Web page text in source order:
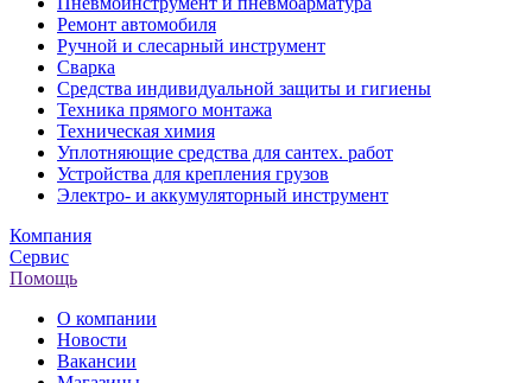
Ремонт автомобиля
Ручной и слесарный инструмент
Сварка
Средства индивидуальной защиты и гигиены
Техника прямого монтажа
Техническая химия
Уплотняющие средства для сантех. работ
Устройства для крепления грузов
Электро- и аккумуляторный инструмент
Компания
Сервис
Помощь
О компании
Новости
Вакансии